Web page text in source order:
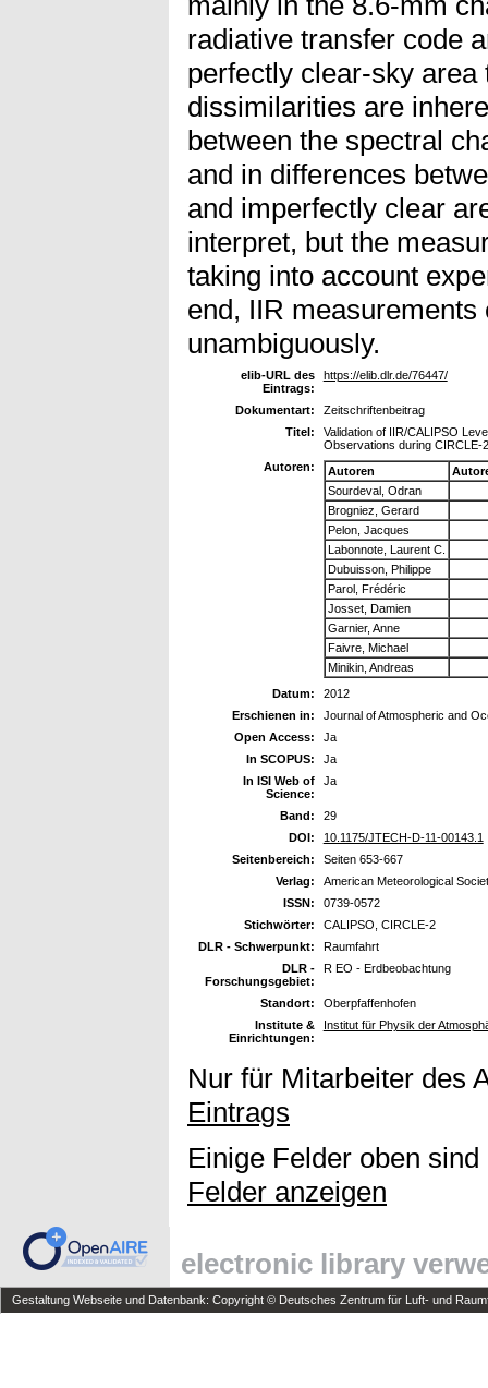
radiative transfer code
perfectly clear-sky area
dissimilarities are
between the spectral
and in differences
and imperfectly clear
interpret, but the
taking into account
end, IIR measurements
unambiguously.
elib-URL des
Eintrags:
https://elib.dlr.de/76447/
Dokumentart:
Zeitschriftenbeitrag
Titel:
Validation of IIR/CALIPSO
Observations during CIRCLE-
Autoren:
Autoren
Sourdeval, Odran
Brogniez, Gerard
Pelon, Jacques
Labonnote, Laurent C.
Dubuisson, Philippe
Parol, Frédéric
Josset, Damien
Garnier, Anne
Faivre, Michael
Minikin, Andreas
Datum:
2012
Erschienen in:
Journal of Atmospheric and
Open Access:
Ja
In SCOPUS:
Ja
In ISI Web of
Science:
Ja
Band:
29
DOI:
10.1175/JTECH-D-11-00143.1
Seitenbereich:
Seiten 653-667
Verlag:
American Meteorological
ISSN:
0739-0572
Stichwörter:
CALIPSO, CIRCLE-2
DLR - Schwerpunkt:
Raumfahrt
DLR -
Forschungsgebiet:
R EO - Erdbeobachtung
Standort:
Oberpfaffenhofen
Institute &
Einrichtungen:
Institut für Physik der
Nur für Mitarbeiter des
Eintrags
Einige Felder oben
Felder anzeigen
electronic library
Gestaltung Webseite und Datenbank: Copyright © Deutsches Zentrum für Luft- und